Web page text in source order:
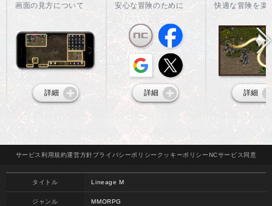
画面の見方について
詳細
安心な冒険のために
詳細
快適な冒険を楽
詳細
サービス 利用規約運営方針プライバシーポリシー クッキーポリシーNCサービス 同意
タイトル Lineage M
ジャンル MMORPG